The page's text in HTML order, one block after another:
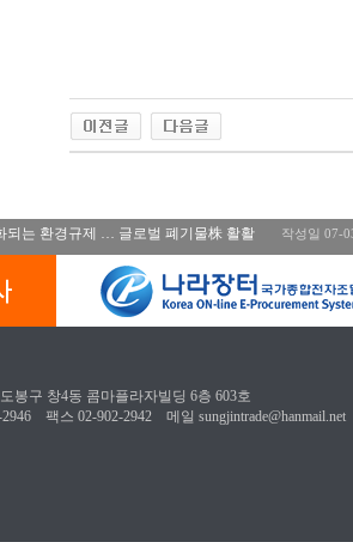
되는 환경규제 … 글로벌 폐기물株 활활 작성일 07-
봉구 창4동 콤마플라자빌딩 6층 603호
2946 팩스 02-902-2942 메일 sungjintrade@hanmail.net